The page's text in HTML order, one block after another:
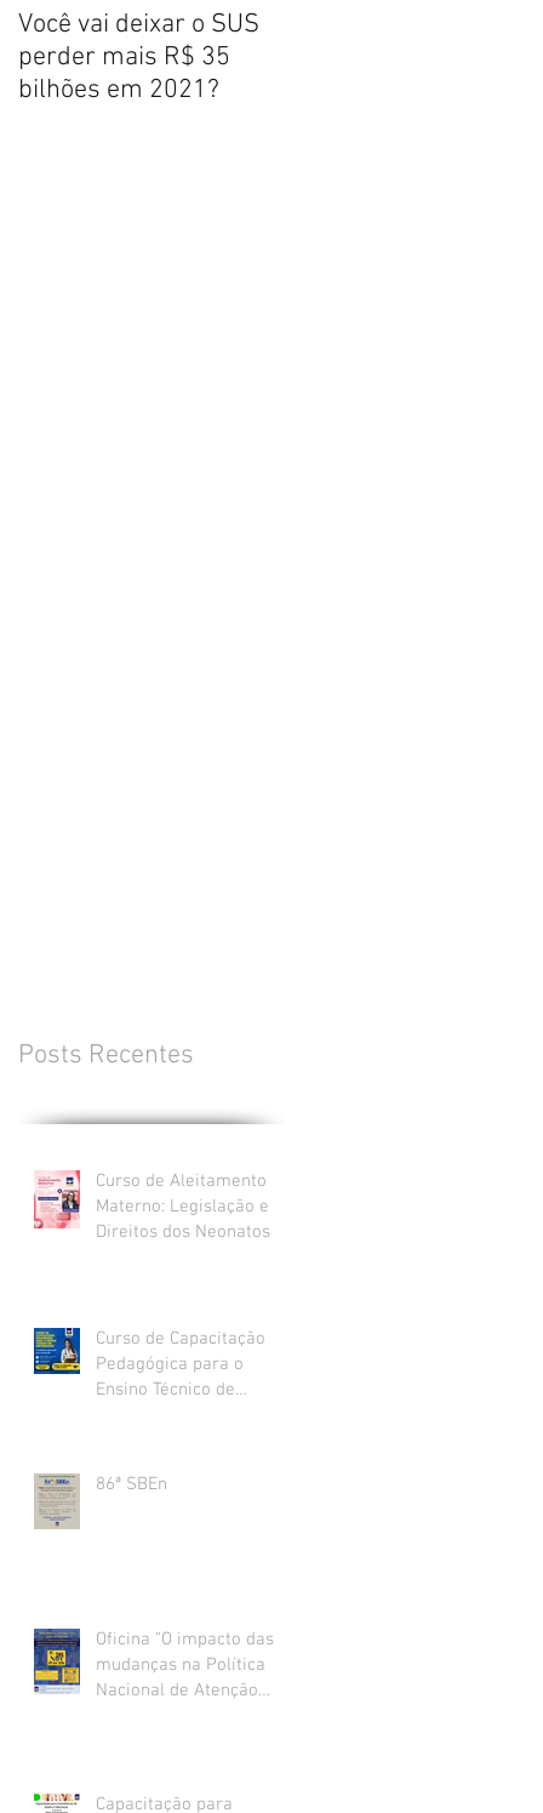
Você vai deixar o SUS
perder mais R$ 35
bilhões em 2021?
Posts Recentes
Curso de Aleitamento
Materno: Legislação e
Direitos dos Neonatos
Curso de Capacitação
Pedagógica para o
Ensino Técnico de
86ª SBEn
Oficina "O impacto das
mudanças na Política
Nacional de Atenção
Capacitação para